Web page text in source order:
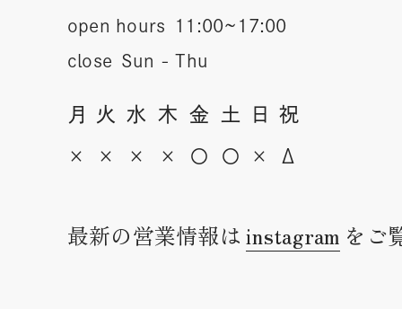
open hours 11:00~17:00
close Sun - Thu
月 火 水 木 金 土 日 祝
× × × × 〇 〇 × Δ
最新の営業情報は instagram をご